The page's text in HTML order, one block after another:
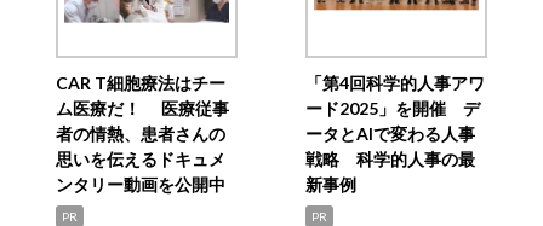
CAR T細胞療法はチー
ム医療だ！ 医療従事
者の情熱、患者さんの
思いを伝えるドキュメ
ンタリー動画を公開中
PR
「第4回科学的人事アワ
ード2025」を開催 デ
ータとAIで変わる人事
戦略 科学的人事の最
新事例
PR